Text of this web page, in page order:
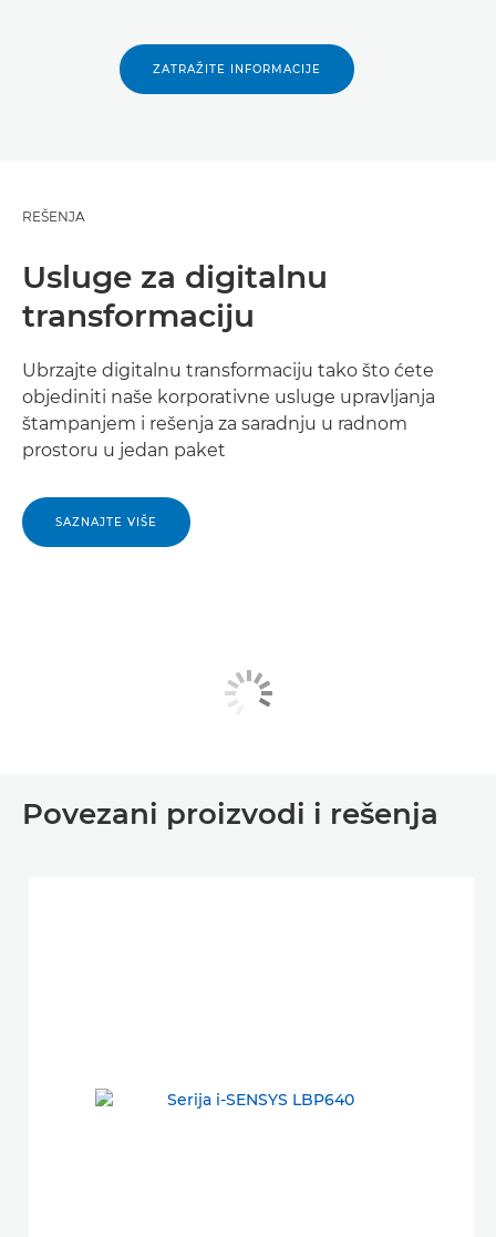
ZATRAŽITE INFORMACIJE
REŠENJA
Usluge za digitalnu
transformaciju
Ubrzajte digitalnu transformaciju tako što ćete
objediniti naše korporativne usluge upravljanja
štampanjem i rešenja za saradnju u radnom
prostoru u jedan paket
SAZNAJTE VIŠE
Povezani proizvodi i rešenja